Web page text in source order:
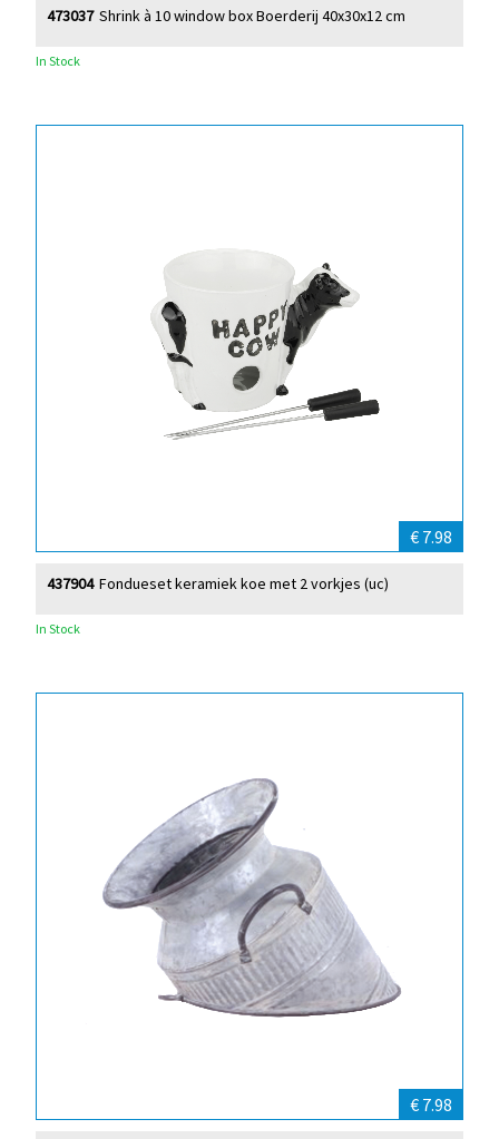
Shrink à 10 window box Boerderij 40x30x12 cm
473037
In Stock
€ 7.98
Fondueset keramiek koe met 2 vorkjes (uc)
437904
In Stock
€ 7.98